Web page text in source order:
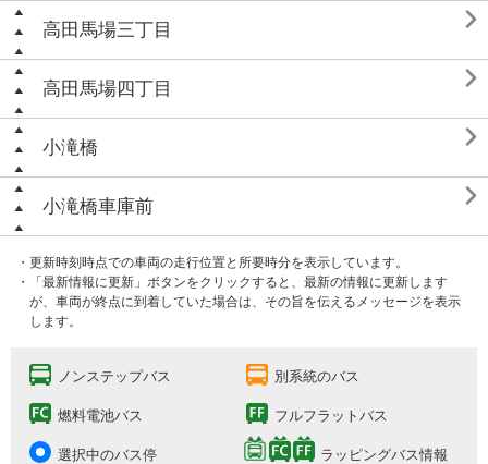
高田馬場三丁目 
高田馬場四丁目 
小滝橋 
小滝橋車庫前 
・更新時刻時点での車両の走行位置と所要時分を表示しています。
・「最新情報に更新」ボタンをクリックすると、最新の情報に更新します
が、車両が終点に到着していた場合は、その旨を伝えるメッセージを表示
します。
ノンステップバス 別系統のバス
燃料電池バス フルフラットバス
選択中のバス停
ラッピングバス情報